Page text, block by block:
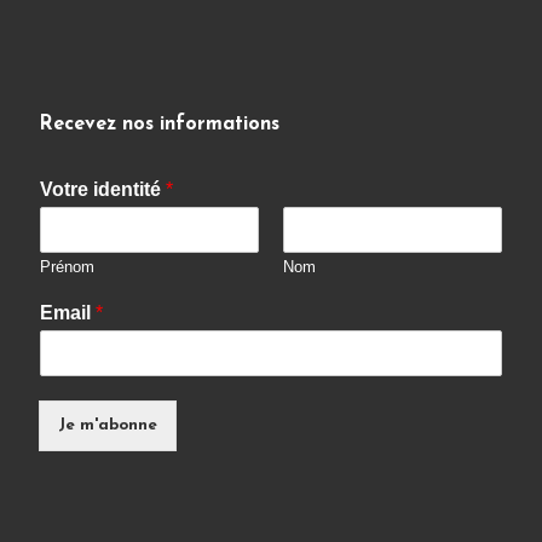
Recevez nos informations
Votre identité *
Prénom Nom
Email *
Je m'abonne